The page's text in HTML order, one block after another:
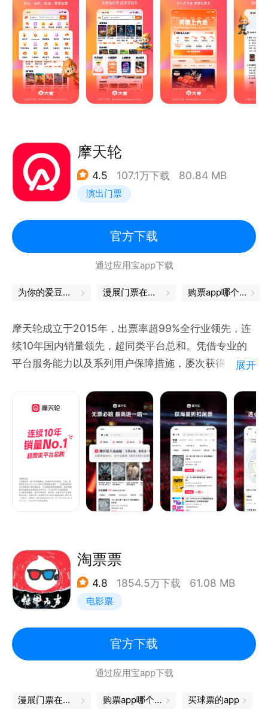
随时随地移动购票
红包折扣优惠不停
特色栏目粉丝福利
【爱•特色福利】低价折扣票、免费看演出、粉丝专属
礼，一言不合就送送送！每天打开总有惊喜！
更新演出资讯，为热爱现场的你精编各类养眼专栏，你
要的潮、燥、闹、静、有态度的娱乐生活，只需一个大
麦APP！
票价多数量合并支付，便捷的电子票兑换，给你棒棒哒
订票体验！
【想•找我吐槽】
官方微博：关注新浪微博@大麦客户端。
【星•热门演出】周杰伦、五月天、薛之谦、邓紫棋、
张学友、蔡依林、汪峰、张艺兴、陈伟霆、鹿晗、田馥
甄、草莓音乐节等热门演出陆续上架中，爱豆们要及时
订阅演出，看脸拼手速了！
摩天轮
4.5 107.1万下载 80.84 MB
演出门票
官方下载
通过应用宝app下载
为你的爱豆，打call吧 漫展门票在哪买 购票app哪个好
摩天轮成立于2015年，出票率超99%全行业领先，连
续10年国内销量领先，超同类平台总和。凭借专业的
平台服务能力以及系列用户保障措施，屡次获得来自政
【摩天轮入场保障，安心购票】
平台保障用户有票、票品相符及无额外收费，否则，用
户享最高“退一赔一”先行赔付。打开App查看完整摩天
轮入场保障内容。
【折扣票/稀缺票，好座买得到】
市，覆盖演唱会、话剧、音乐剧、LiveHouse、脱口
秀、体育赛事、展览等全品类演出购票服务。
【异地观演无忧，会员享更多权益】
约或演出取消时，摩天轮可报销机票酒店损失；
会员功能惊喜上线，最高钻石会员专享1对1VIP服务，
还有服务费减免、无限次异地全能都保障等权益，超多
惊喜等你解锁。
展开
淘票票
4.8 1854.5万下载 61.08 MB
电影票
官方下载
通过应用宝app下载
漫展门票在哪买 购票app哪个好 买球票的app